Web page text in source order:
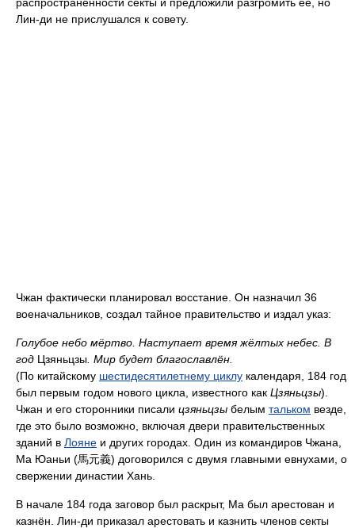
Лин-ди не прислушался к совету.
Чжан фактически планировал восстание. Он назначил 36
военачальников, создал тайное правительство и издал указ:
Голубое небо мёртво. Наступает время жёлтых небес. В
год Цзяньцзы . Мир будет благославлён.
(По китайскому шестидесятилетнему циклу календаря, 184 год
был первым годом нового цикла, известного как Цзяньцзы).
Чжан и его сторонники писали цзяньцзы белым тальком везде,
где это было возможно, включая двери правительственных
зданий в Лояне и других городах. Один из командиров Чжана,
Ма Юаньи (馬元義) договорился с двумя главными евнухами, о
свержении династии Хань.
В начале 184 года заговор был раскрыт, Ма был арестован и
казнён. Лин-ди приказал арестовать и казнить членов секты